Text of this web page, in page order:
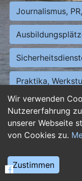
Wir verwenden
Nutzererfahrung
unserer Webseite
von Cookies zu.
Zustimmen
Journalismus,
Praktika,
Personalwesen
Hilfskräfte,
Weiterbildung,